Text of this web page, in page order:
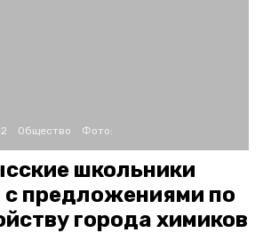
Общество Фото:
школьники
предложениями по
города химиков